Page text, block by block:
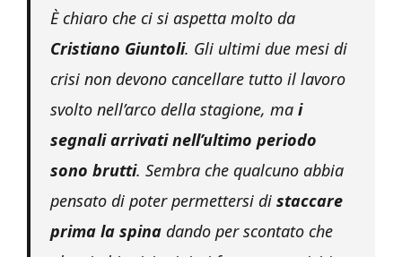
È chiaro che ci si aspetta molto da
Cristiano Giuntoli. Gli ultimi due mesi di
crisi non devono cancellare tutto il lavoro
svolto nell’arco della stagione, ma i
segnali arrivati nell’ultimo periodo
sono brutti. Sembra che qualcuno abbia
pensato di poter permettersi di staccare
prima la spina dando per scontato che